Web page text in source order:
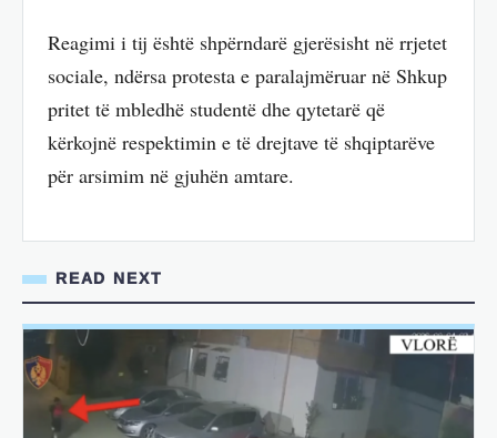
Reagimi i tij është shpërndarë gjerësisht në rrjetet
sociale, ndërsa protesta e paralajmëruar në Shkup
pritet të mbledhë studentë dhe qytetarë që
kërkojnë respektimin e të drejtave të shqiptarëve
për arsimim në gjuhën amtare.
READ NEXT